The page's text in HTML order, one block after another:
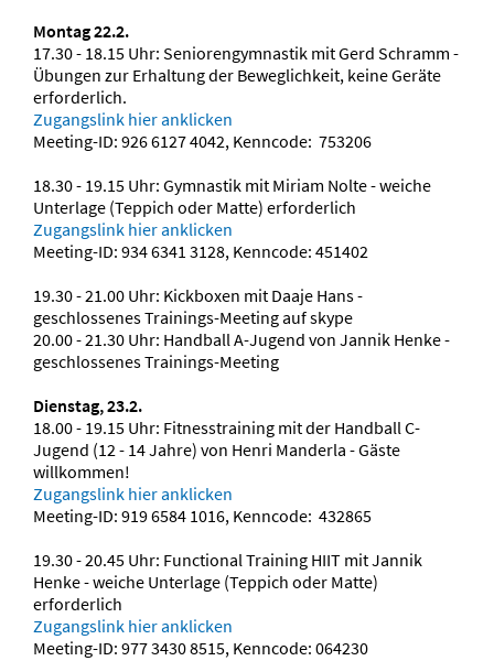
Montag 22.2.
17.30 - 18.15 Uhr: Seniorengymnastik mit Gerd Schramm -
Übungen zur Erhaltung der Beweglichkeit, keine Geräte
erforderlich.
Zugangslink hier anklicken
Meeting-ID: 926 6127 4042, Kenncode: 753206
18.30 - 19.15 Uhr: Gymnastik mit Miriam Nolte - weiche
Unterlage (Teppich oder Matte) erforderlich
Zugangslink hier anklicken
Meeting-ID: 934 6341 3128, Kenncode: 451402
19.30 - 21.00 Uhr: Kickboxen mit Daaje Hans -
geschlossenes Trainings-Meeting auf skype
20.00 - 21.30 Uhr: Handball A-Jugend von Jannik Henke -
geschlossenes Trainings-Meeting
Dienstag, 23.2.
18.00 - 19.15 Uhr: Fitnesstraining mit der Handball C-
Jugend (12 - 14 Jahre) von Henri Manderla - Gäste
willkommen!
Zugangslink hier anklicken
Meeting-ID: 919 6584 1016, Kenncode: 432865
19.30 - 20.45 Uhr: Functional Training HIIT mit Jannik
Henke - weiche Unterlage (Teppich oder Matte)
erforderlich
Zugangslink hier anklicken
Meeting-ID: 977 3430 8515, Kenncode: 064230